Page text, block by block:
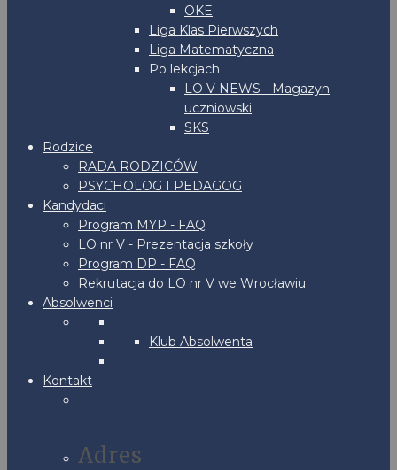
OKE
Liga Klas Pierwszych
Liga Matematyczna
Po lekcjach
LO V NEWS - Magazyn
uczniowski
SKS
Rodzice
RADA RODZICÓW
PSYCHOLOG I PEDAGOG
Kandydaci
Program MYP - FAQ
LO nr V - Prezentacja szkoły
Program DP - FAQ
Rekrutacja do LO nr V we Wrocławiu
Absolwenci
Klub Absolwenta
Kontakt
Adres